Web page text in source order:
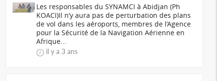
Les responsables du SYNAMCI à Abidjan (Ph
KOACI)Il n’y aura pas de perturbation des plans
de vol dans les aéroports, membres de l’Agence
pour la Sécurité de la Navigation Aérienne en
Afrique...
il y a 3 ans